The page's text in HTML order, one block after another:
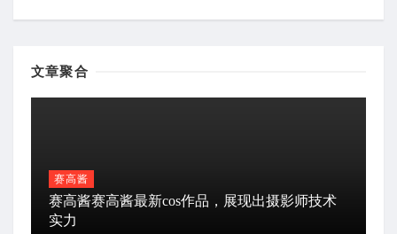
文章聚合
赛高酱
赛高酱赛高酱最新cos作品，展现出摄影师技术
实力